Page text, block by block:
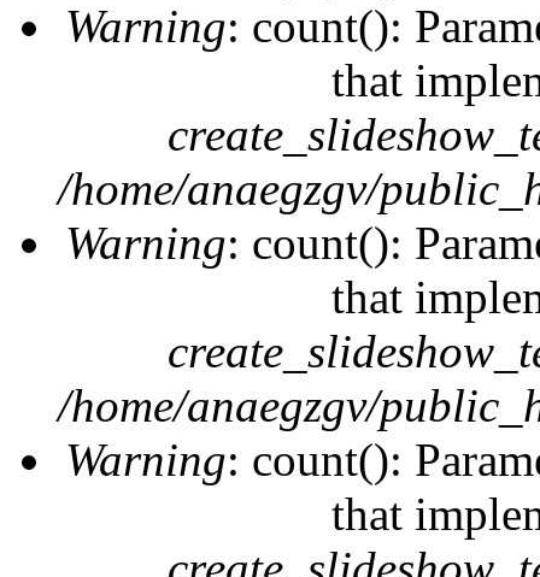
Warning: count():
that
/home/anaegzgv/
Warning: count():
that
/home/anaegzgv/
Warning: count():
that